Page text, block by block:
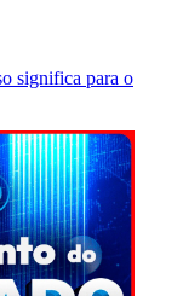
significa para o